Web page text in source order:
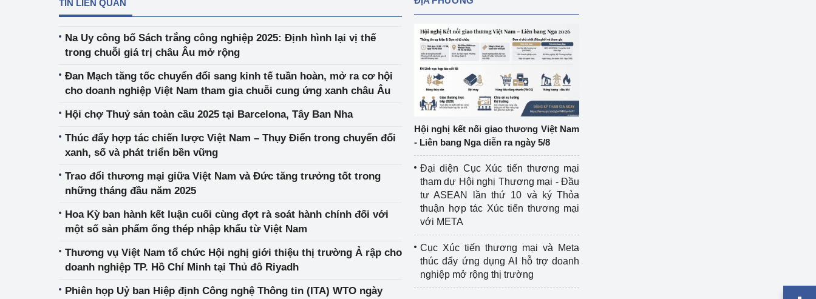
Đại hội XIV của Đảng vào cuộc sống
Phát triển công nghiệpCông nghiệp nền tảng
Chính sách
Sản xuất công nghiệp
Phát triển năng lượng
TIN LIÊN QUAN
Na Uy công bố Sách trắng công nghiệp 2025: Định hình lại vị thế
trong chuỗi giá trị châu Âu mở rộng
Đan Mạch tăng tốc chuyển đổi sang kinh tế tuần hoàn, mở ra cơ hội
cho doanh nghiệp Việt Nam tham gia chuỗi cung ứng xanh châu Âu
Hội chợ Thuỷ sản toàn cầu 2025 tại Barcelona, Tây Ban Nha
Thúc đẩy hợp tác chiến lược Việt Nam – Thụy Điển trong chuyển đổi
xanh, số và phát triển bền vững
Trao đổi thương mại giữa Việt Nam và Đức tăng trưởng tốt trong
những tháng đầu năm 2025
Hoa Kỳ ban hành kết luận cuối cùng đợt rà soát hành chính đối với
một số sản phẩm ống thép nhập khẩu từ Việt Nam
Thương vụ Việt Nam tổ chức Hội nghị giới thiệu thị trường Ả rập cho
doanh nghiệp TP. Hồ Chí Minh tại Thủ đô Riyadh
Phiên họp Uỷ ban Hiệp định Công nghệ Thông tin (ITA) WTO ngày
Hội nghị kết nối giao thương Việt Nam
- Liên bang Nga diễn ra ngày 5/8
Đại diện Cục Xúc tiến thương mại
tham dự Hội nghị Thương mại - Đầu
tư ASEAN lần thứ 10 và ký Thỏa
thuận hợp tác Xúc tiến thương mại
với META
Cục Xúc tiến thương mại và Meta
thúc đẩy ứng dụng AI hỗ trợ doanh
nghiệp mở rộng thị trường